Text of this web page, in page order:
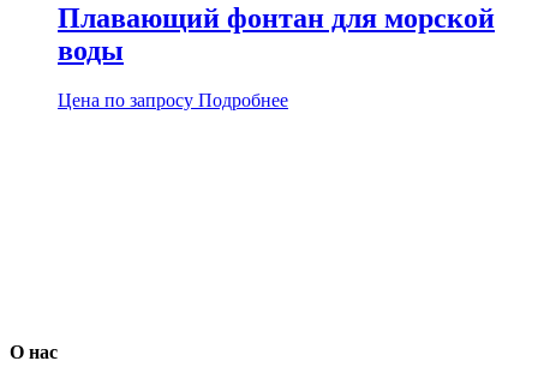
Плавающий фонтан для морской
воды
Цена по запросу Подробнее
О нас